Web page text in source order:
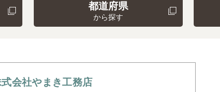
都道府県
から探す
会社やまき工務店